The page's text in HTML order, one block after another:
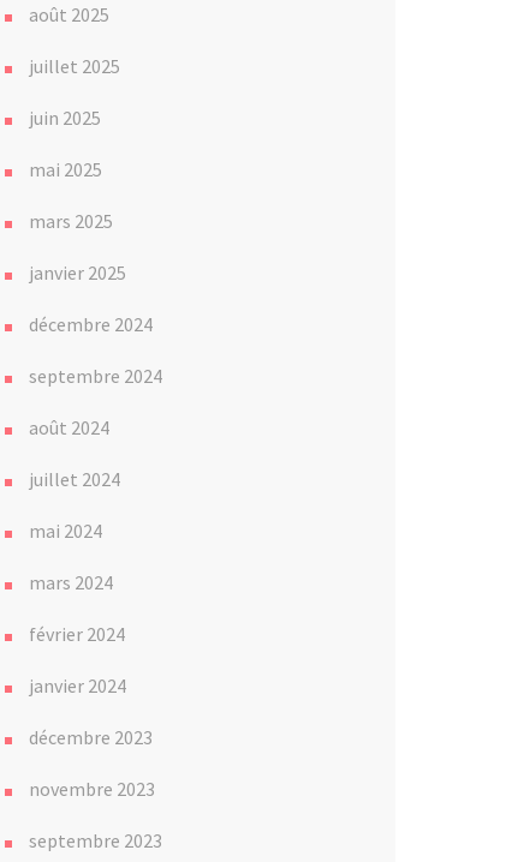
août 2025
juillet 2025
juin 2025
mai 2025
mars 2025
janvier 2025
décembre 2024
septembre 2024
août 2024
juillet 2024
mai 2024
mars 2024
février 2024
janvier 2024
décembre 2023
novembre 2023
septembre 2023